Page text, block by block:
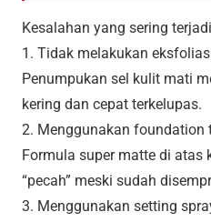
Kesalahan yang sering terjadi
1. Tidak melakukan
Penumpukan sel kulit mati
kering dan cepat terkelupas.
2. Menggunakan foundation
Formula super matte di
“pecah” meski sudah
3. Menggunakan setting